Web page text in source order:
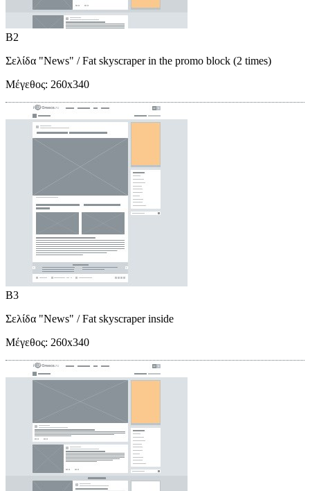
B2
Σελίδα "News" / Fat skyscraper in the promo block (2 times)
Μέγεθος: 260x340
B3
Σελίδα "News" / Fat skyscraper inside
Μέγεθος: 260x340